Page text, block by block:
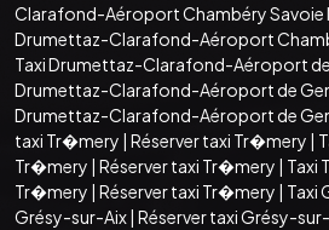
Clarafond-Aéroport Chambéry Savoie
Drumettaz-Clarafond-Aéroport
Taxi Drumettaz-Clarafond-Aéroport
Drumettaz-Clarafond-Aéroport de
Drumettaz-Clarafond-Aéroport de
taxi Tr�mery | Réserver taxi Tr�mery |
Tr�mery | Réserver taxi Tr�mery | Taxi
Tr�mery | Réserver taxi Tr�mery | Taxi
Grésy-sur-Aix| Réserver taxi Grésy-